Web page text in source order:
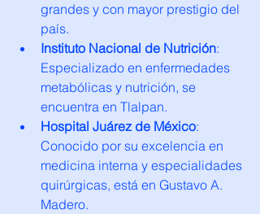
grandes y con mayor prestigio del
país.
Instituto Nacional de Nutrición:
Especializado en enfermedades
metabólicas y nutrición, se
encuentra en Tlalpan.
Hospital Juárez de México:
Conocido por su excelencia en
medicina interna y especialidades
quirúrgicas, está en Gustavo A.
Madero.